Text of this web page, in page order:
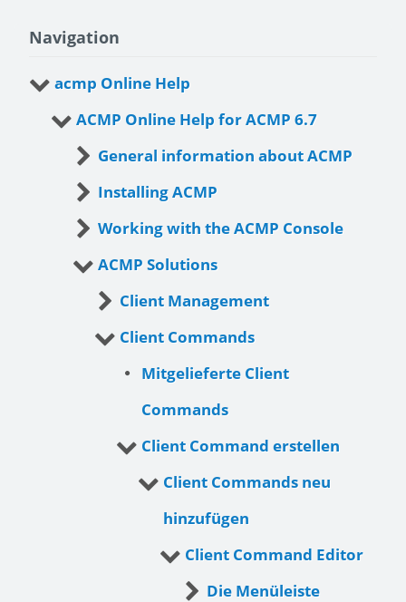
Navigation
acmp Online Help
ACMP Online Help for ACMP 6.7
General information about ACMP
Installing ACMP
Working with the ACMP Console
ACMP Solutions
Client Management
Client Commands
Mitgelieferte Client
Commands
Client Command erstellen
Client Commands neu
hinzufügen
Client Command Editor
Die Menüleiste